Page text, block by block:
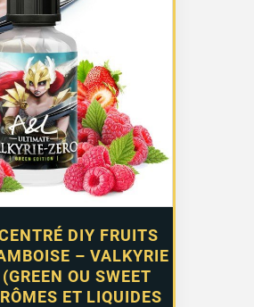
DIY FRUITS
– VALKYRIE
OU SWEET
ET LIQUIDES